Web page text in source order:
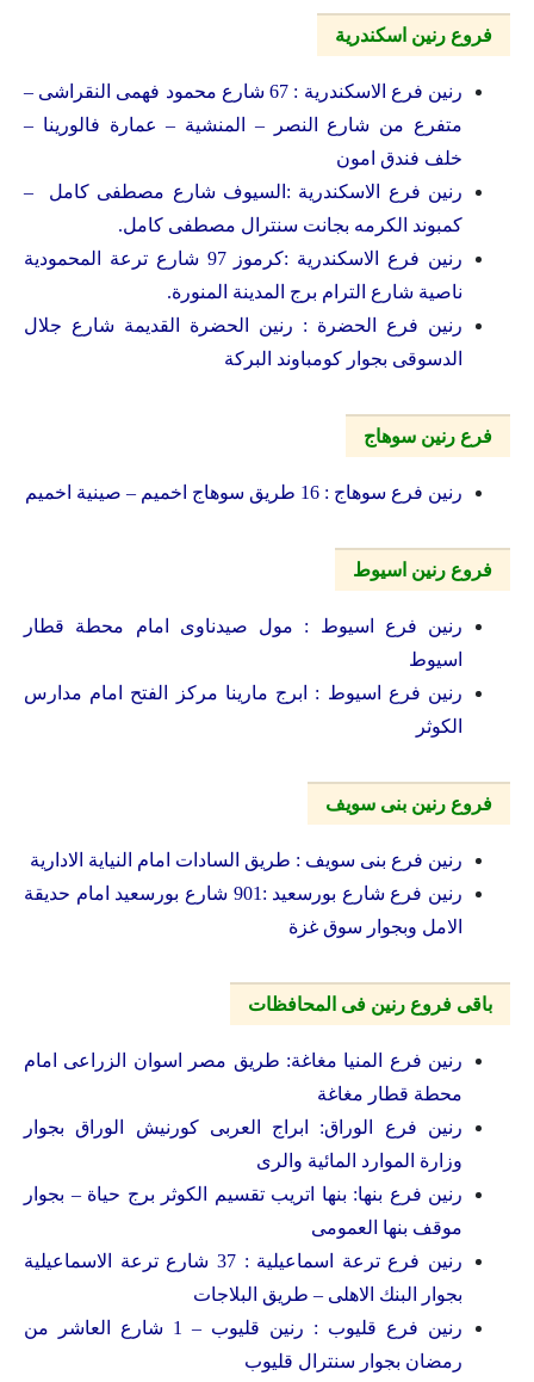
فروع رنين اسكندرية
رنين فرع الاسكندرية : 67 شارع محمود فهمى النقراشى –
متفرع من شارع النصر – المنشية – عمارة فالورينا –
خلف فندق امون
رنين فرع الاسكندرية :السيوف شارع مصطفى كامل –
كمبوند الكرمه بجانت سنترال مصطفى كامل.
رنين فرع الاسكندرية :كرموز 97 شارع ترعة المحمودية
ناصية شارع الترام برج المدينة المنورة.
رنين فرع الحضرة : رنين الحضرة القديمة شارع جلال
الدسوقى بجوار كومباوند البركة
فرع رنين سوهاج
رنين فرع سوهاج : 16 طريق سوهاج اخميم – صينية اخميم
فروع رنين اسيوط
رنين فرع اسيوط : مول صيدناوى امام محطة قطار
اسيوط
رنين فرع اسيوط : ابرج مارينا مركز الفتح امام مدارس
الكوثر
فروع رنين بنى سويف
رنين فرع بنى سويف : طريق السادات امام النياية الادارية
رنين فرع شارع بورسعيد :901 شارع بورسعيد امام حديقة
الامل وبجوار سوق غزة
باقى فروع رنين فى المحافظات
رنين فرع المنيا مغاغة: طريق مصر اسوان الزراعى امام
محطة قطار مغاغة
رنين فرع الوراق: ابراج العربى كورنيش الوراق بجوار
وزارة الموارد المائية والرى
رنين فرع بنها: بنها اتريب تقسيم الكوثر برج حياة – بجوار
موقف بنها العمومى
رنين فرع ترعة اسماعيلية : 37 شارع ترعة الاسماعيلية
بجوار البنك الاهلى – طريق البلاجات
رنين فرع قليوب : رنين قليوب – 1 شارع العاشر من
رمضان بجوار سنترال قليوب